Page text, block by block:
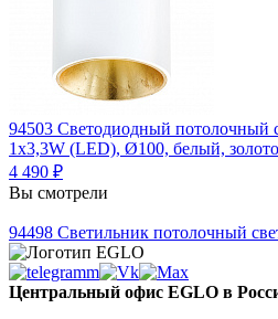
94503 Светодиодный потолочный
1х3,3W (LED), Ø100, белый,
4 490 ₽
Вы смотрели
94498 Светильник потолочный
Центральный офис EGLO в